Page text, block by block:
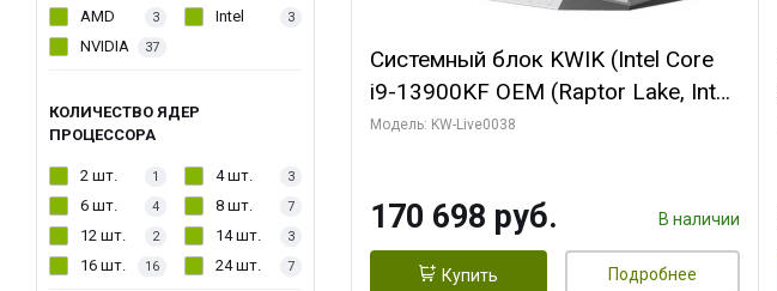
AMD 3 Intel 3
NVIDIA 37
КОЛИЧЕСТВО ЯДЕР
ПРОЦЕССОРА
2 шт. 1 4 шт. 3
6 шт. 4 8 шт. 7
12 шт. 2 14 шт. 3
16 шт. 16 24 шт. 7
Системный блок KWIK (Intel Core
i9-13900KF OEM (Raptor Lake, Intel
7, C24 16EC/8P/ 32 ГБ ОЗУ (2
2xDP 2/ 960 ГБ SSD)
Модель: KW-Live0038
170 698 руб. В наличии
Купить Подробнее